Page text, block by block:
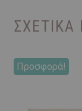
ΣΧΕΤΙΚΆ
Προσφορά!